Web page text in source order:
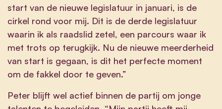
start van de nieuwe legislatuur in januari, is de
cirkel rond voor mij. Dit is de derde legislatuur
waarin ik als raadslid zetel, een parcours waar ik
met trots op terugkijk. Nu de nieuwe meerderheid
van start is gegaan, is dit het perfecte moment
om de fakkel door te geven.”
Peter blijft wel actief binnen de partij om jonge